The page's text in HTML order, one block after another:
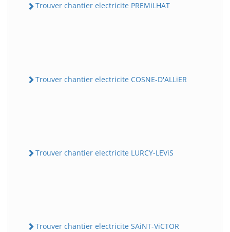
Trouver chantier electricite PREMiLHAT
Trouver chantier electricite COSNE-D'ALLiER
Trouver chantier electricite LURCY-LEViS
Trouver chantier electricite SAiNT-ViCTOR